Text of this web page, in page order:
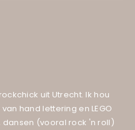
uit Utrecht. Ik hou
hand lettering en LEGO
dansen (vooral rock 'n roll)